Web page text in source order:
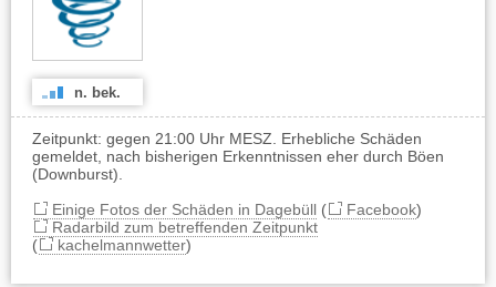
n. bek.
Zeitpunkt: gegen 21:00 Uhr MESZ. Erhebliche Schäden
gemeldet, nach bisherigen Erkenntnissen eher durch Böen
(Downburst).
Einige Fotos der Schäden in Dagebüll( Facebook)
Radarbild zum betreffenden Zeitpunkt
(
kachelmannwetter)